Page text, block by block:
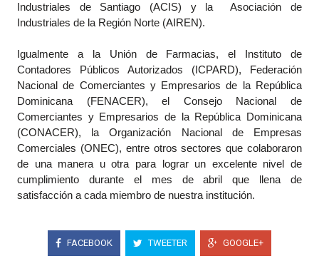
Industriales de Santiago (ACIS) y la Asociación de
Industriales de la Región Norte (AIREN).
Igualmente a la Unión de Farmacias, el Instituto de
Contadores Públicos Autorizados (ICPARD), Federación
Nacional de Comerciantes y Empresarios de la República
Dominicana (FENACER), el Consejo Nacional de
Comerciantes y Empresarios de la República Dominicana
(CONACER), la Organización Nacional de Empresas
Comerciales (ONEC), entre otros sectores que colaboraron
de una manera u otra para lograr un excelente nivel de
cumplimiento durante el mes de abril que llena de
satisfacción a cada miembro de nuestra institución.
FACEBOOK TWEETER GOOGLE+